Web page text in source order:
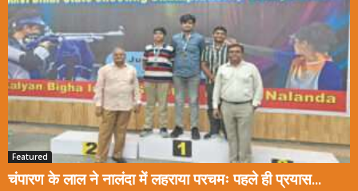
Featured
चंपारण के लाल ने नालंदा में लहराया परचमः पहले ही प्रयास...